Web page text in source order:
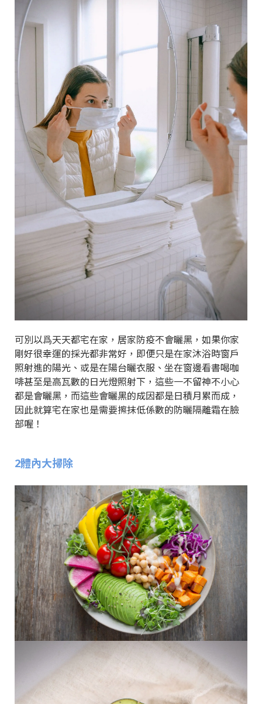
可別以爲天天都宅在家，居家防疫不會曬黑，如果你家
剛好很幸運的採光都非常好，即便只是在家沐浴時窗戶
照射進的陽光、或是在陽台曬衣服、坐在窗邊看書喝咖
啡甚至是高瓦數的日光燈照射下，這些一不留神不小心
都是會曬黑，而這些會曬黑的成因都是日積月累而成，
因此就算宅在家也是需要擦抹低係數的防曬隔離霜在臉
部喔！
2體內大掃除